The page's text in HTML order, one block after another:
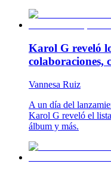
Karol G reveló
colaboraciones,
Vannesa Ruiz
A un día del
Karol G reveló el
álbum y más.